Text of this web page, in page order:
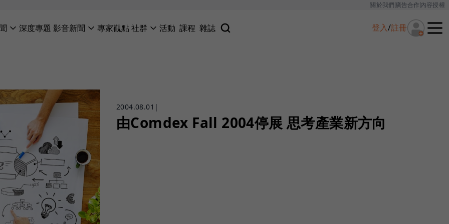
關於我們廣告合作內容授權
深度專題 影音新聞 專家觀點社群 活動 課程 雜誌 登入/註冊
2004.08.01 |
由Comdex Fall 2004停展 思考產業新方向